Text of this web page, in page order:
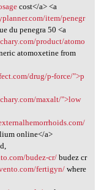
cost</a> <a
item/penegr
du penegra 50 <a
product/atomo
atomoxetine from
drug/p-force/">p
maxalt/">low
online</a>
budez-cr/budez cr
fertigyn/where